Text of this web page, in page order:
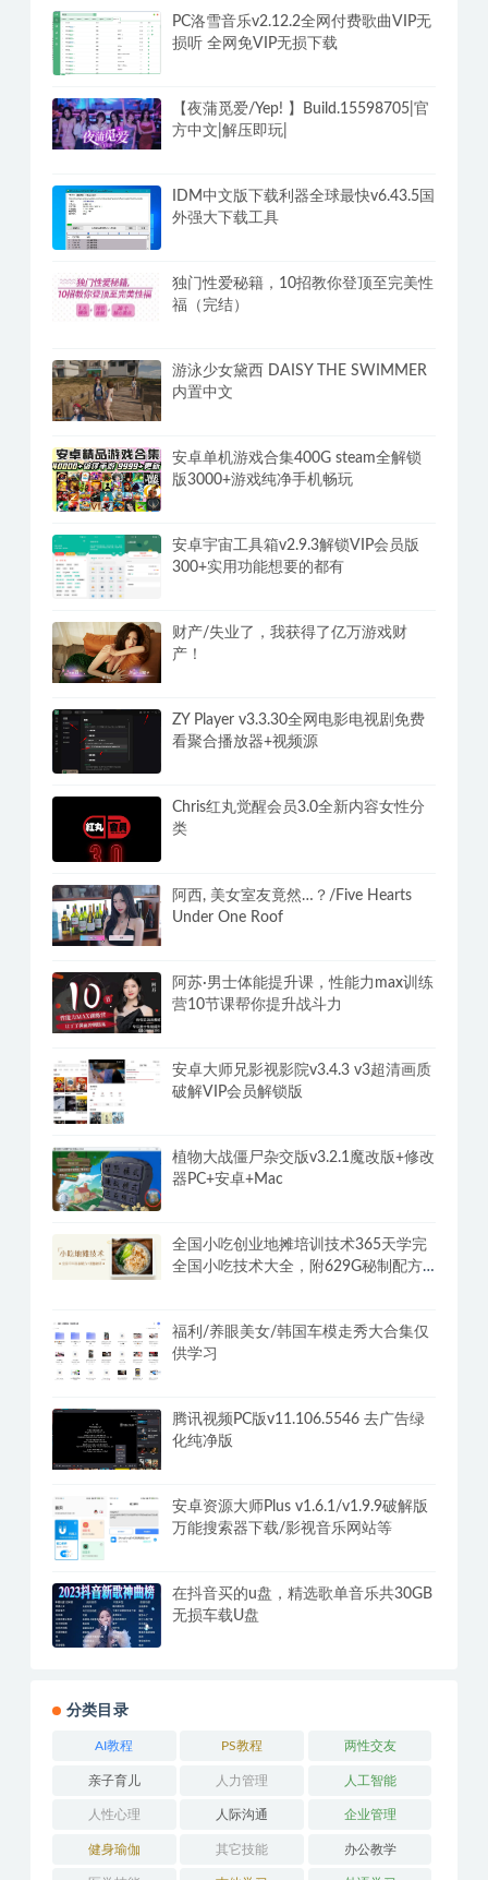
PC洛雪音乐v2.12.2全网付费歌曲VIP无
损听 全网免VIP无损下载
【夜蒲觅爱/Yep! 】Build.15598705|官
方中文|解压即玩|
IDM中文版下载利器全球最快v6.43.5国
外强大下载工具
独门性爱秘籍，10招教你登顶至完美性
福（完结）
游泳少女黛西 DAISY THE SWIMMER
内置中文
安卓单机游戏合集400G steam全解锁
版3000+游戏纯净手机畅玩
安卓宇宙工具箱v2.9.3解锁VIP会员版
300+实用功能想要的都有
财产/失业了，我获得了亿万游戏财
产！
ZY Player v3.3.30全网电影电视剧免费
看聚合播放器+视频源
Chris红丸觉醒会员3.0全新内容女性分
类
阿西, 美女室友竟然…？/Five Hearts
Under One Roof
阿苏·男士体能提升课，性能力max训练
营10节课帮你提升战斗力
安卓大师兄影视影院v3.4.3 v3超清画质
破解VIP会员解锁版
植物大战僵尸杂交版v3.2.1魔改版+修改
器PC+安卓+Mac
全国小吃创业地摊培训技术365天学完
全国小吃技术大全，附629G秘制配方
福利/养眼美女/韩国车模走秀大合集仅
供学习
腾讯视频PC版v11.106.5546 去广告绿
化纯净版
安卓资源大师Plus v1.6.1/v1.9.9破解版
万能搜索器下载/影视音乐网站等
在抖音买的u盘，精选歌单音乐共30GB
无损车载U盘
分类目录
AI教程 PS教程 两性交友
亲子育儿 人力管理 人工智能
人性心理 人际沟通 企业管理
健身瑜伽 其它技能 办公教学